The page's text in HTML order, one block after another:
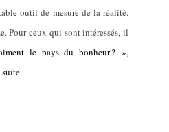
outil de mesure de la réalité.
Pour ceux qui sont intéressés, il
le pays du bonheur ? »,